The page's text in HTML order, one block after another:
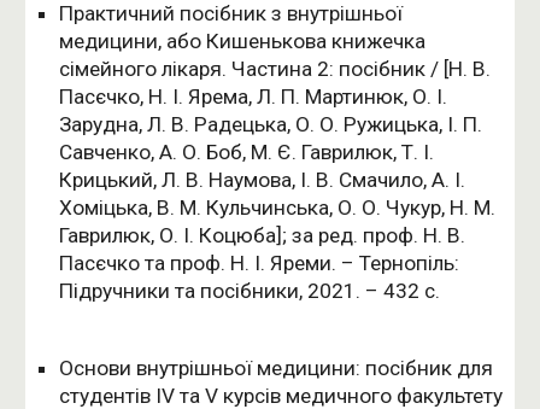
Практичний посібник з внутрішньої
медицини, або Кишенькова книжечка
сімейного лікаря. Частина 2: посібник / [Н. В.
Пасєчко, Н. І. Ярема, Л. П. Мартинюк, О. І.
Зарудна, Л. В. Радецька, О. О. Ружицька, І. П.
Савченко, А. О. Боб, М. Є. Гаврилюк, Т. І.
Крицький, Л. В. Наумова, І. В. Смачило, А. І.
Хоміцька, В. М. Кульчинська, О. О. Чукур, Н. М.
Гаврилюк, О. І. Коцюба]; за ред. проф. Н. В.
Пасєчко та проф. Н. І. Яреми. – Тернопіль:
Підручники та посібники, 2021. – 432 с.
Основи внутрішньої медицини: посібник для
студентів IV та V курсів медичного факультету